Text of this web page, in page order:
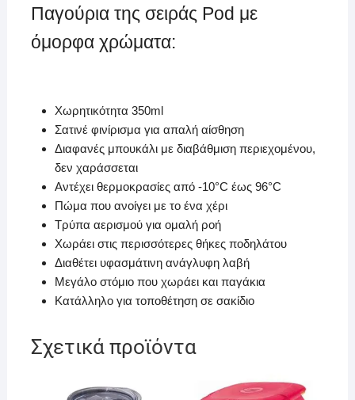
Παγούρια της σειράς Pod με
όμορφα χρώματα:
Χωρητικότητα 350ml
Σατινέ φινίρισμα για απαλή αίσθηση
Διαφανές μπουκάλι με διαβάθμιση περιεχομένου,
δεν χαράσσεται
Αντέχει θερμοκρασίες από -10°C έως 96°C
Πώμα που ανοίγει με το ένα χέρι
Τρύπα αερισμού για ομαλή ροή
Χωράει στις περισσότερες θήκες ποδηλάτου
Διαθέτει υφασμάτινη ανάγλυφη λαβή
Μεγάλο στόμιο που χωράει και παγάκια
Κατάλληλο για τοποθέτηση σε σακίδιο
Σχετικά προϊόντα